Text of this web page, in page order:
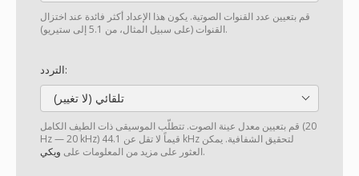
قم بتعيين عدد القنوات الصوتية. يكون هذا الإعداد أكثر فائدة عند اختزال
القنوات (على سبيل المثال، من 5.1 إلى ستيريو).
التردد:
تلقائي (لا تغيير)
قم بتعيين معدل عينة الصوت. تتطلّب الموسيقى ذات الطيف الكامل (20
Hz — 20 kHz) قيماً لا تقل عن 44.1 kHz لتحقيق الشفافية. يمكن
العثور على مزيد من المعلومات على ويكي .